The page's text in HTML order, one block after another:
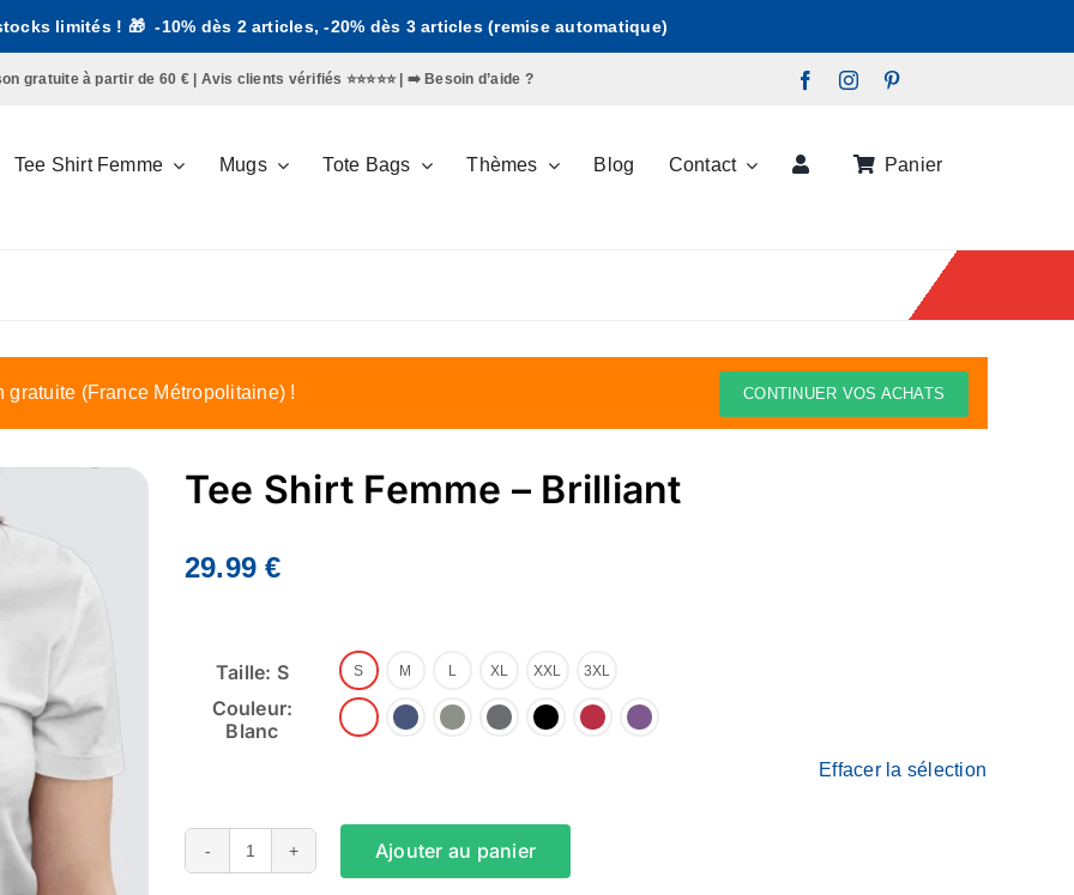
limités ! 🎁 -10% dès 2 articles, -20% dès 3 articles (remise automatique)
à partir de 60 € | Avis clients vérifiés ⭐️⭐️⭐️⭐️⭐️ | ➡️ Besoin d’aide ?
Tee Shirt Femme Mugs Tote Bags Thèmes Blog Contact Panier
(France Métropolitaine) ! CONTINUER VOS ACHATS
Tee Shirt Femme – Brilliant
29.99€
Taille: S S M L XL XXL 3XL
Couleur:
Blanc
Effacer la sélection
quantité
Ajouter au panier